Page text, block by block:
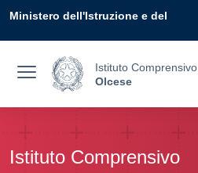
Ministero dell'Istruzione e del
Istituto Comprensivo
Olcese
Istituto Comprensivo